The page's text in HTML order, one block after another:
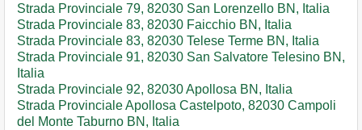
Strada Provinciale 79, 82030 San Lorenzello BN, Italia
Strada Provinciale 83, 82030 Faicchio BN, Italia
Strada Provinciale 83, 82030 Telese Terme BN, Italia
Strada Provinciale 91, 82030 San Salvatore Telesino BN,
Italia
Strada Provinciale 92, 82030 Apollosa BN, Italia
Strada Provinciale Apollosa Castelpoto, 82030 Campoli
del Monte Taburno BN, Italia